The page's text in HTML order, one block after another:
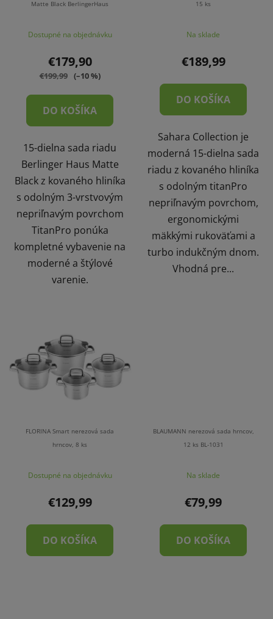
Matte Black BerlingerHaus
Dostupné na objednávku
€179,90
€199,99 (–10 %)
DO KOŠÍKA
15-dielna sada riadu
Berlinger Haus Matte
Black z kovaného hliníka
s odolným 3-vrstvovým
nepriľnavým povrchom
TitanPro ponúka
kompletné vybavenie na
moderné a štýlové
varenie.
15 ks
Na sklade
€189,99
DO KOŠÍKA
Sahara Collection je
moderná 15-dielna sada
riadu z kovaného hliníka
s odolným titanPro
nepriľnavým povrchom,
ergonomickými
mäkkými rukoväťami a
turbo indukčným dnom.
Vhodná pre...
FLORINA Smart nerezová sada
hrncov, 8 ks
Dostupné na objednávku
€129,99
DO KOŠÍKA
BLAUMANN nerezová sada hrncov,
12 ks BL-1031
Na sklade
€79,99
DO KOŠÍKA